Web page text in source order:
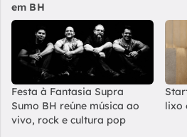
em BH
Festa à Fantasia Supra
Sumo BH reúne música ao
vivo, rock e cultura pop
lixo